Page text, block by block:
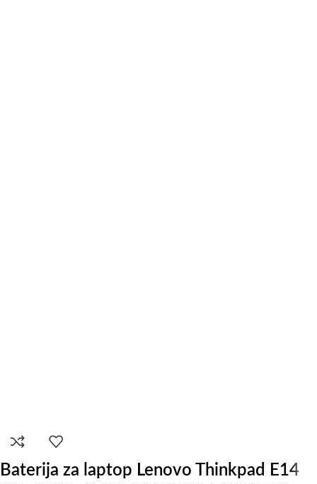
Baterija za laptop Lenovo Thinkpad E14